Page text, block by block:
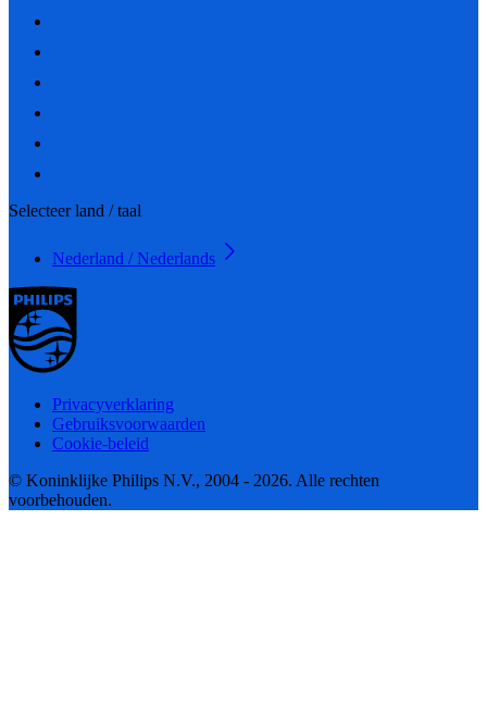
Selecteer land / taal
Nederland / Nederlands
Privacyverklaring
Gebruiksvoorwaarden
Cookie-beleid
© Koninklijke Philips N.V., 2004 - 2026. Alle rechten
voorbehouden.